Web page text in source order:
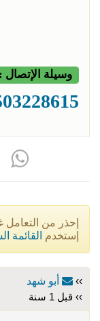
وسيلة الإتصال :
إحذر من التعامل
إستخدم القائمة
›› أبو شهد
›› قبل 1 سنة